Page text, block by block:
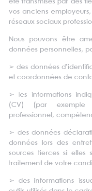
été transmises par des
vos anciens
réseaux sociaux
Nous pouvons être
données personnelles,
➢des données
et coordonnées de
➢
les informations
(CV) (par exemple
professionnel,
➢ des données
données lors des
sources tierces si elles
traitement de votre
➢des informations